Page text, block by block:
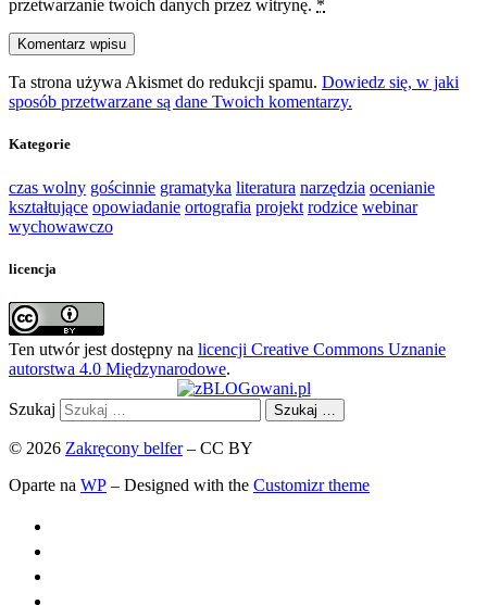
przetwarzanie twoich danych przez witrynę. *
Ta strona używa Akismet do redukcji spamu. Dowiedz się, w jaki
sposób przetwarzane są dane Twoich komentarzy.
Kategorie
czas wolny gościnnie gramatyka literatura narzędzia ocenianie
kształtujące opowiadanie ortografia projekt rodzice webinar
wychowawczo
licencja
Ten utwór jest dostępny na licencji Creative Commons Uznanie
autorstwa 4.0 Międzynarodowe.
Szukaj Szukaj …
© 2026 Zakręcony belfer– CC BY
Oparte na WP – Designed with the Customizr theme